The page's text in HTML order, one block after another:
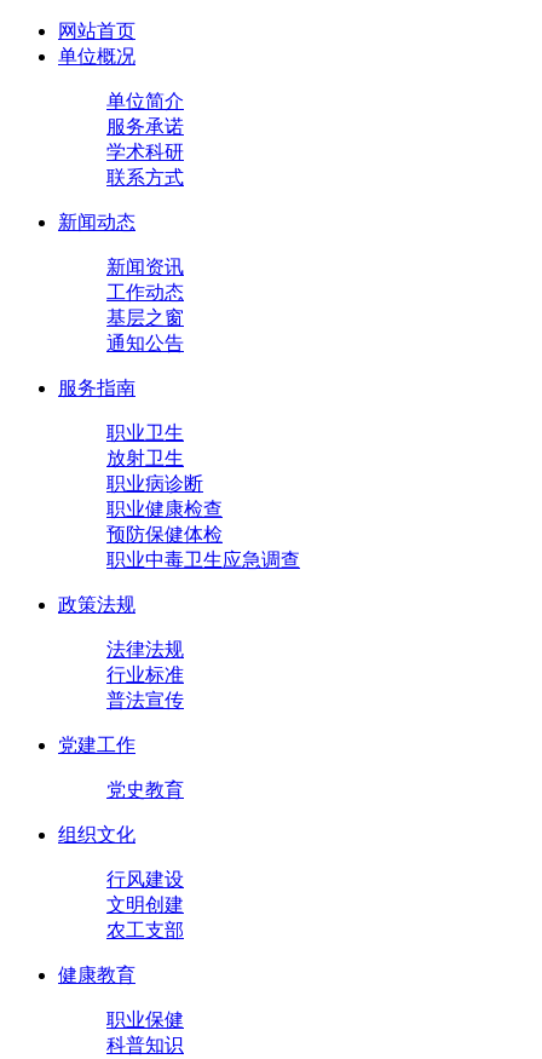
网站首页
单位概况
单位简介
服务承诺
学术科研
联系方式
新闻动态
新闻资讯
工作动态
基层之窗
通知公告
服务指南
职业卫生
放射卫生
职业病诊断
职业健康检查
预防保健体检
职业中毒卫生应急调查
政策法规
法律法规
行业标准
普法宣传
党建工作
党史教育
组织文化
行风建设
文明创建
农工支部
健康教育
职业保健
科普知识